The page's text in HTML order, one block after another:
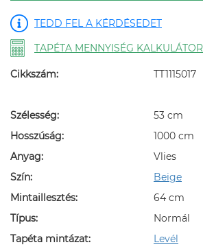
TEDD FEL A KÉRDÉSEDET
TAPÉTA MENNYISÉG KALKULÁTOR
Cikkszám: TT1115017
Szélesség:
53 cm
Hosszúság:
1000 cm
Anyag:
Vlies
Szín:
Beige
Mintaillesztés:
64 cm
Típus:
Normál
Tapéta mintázat:
Levél